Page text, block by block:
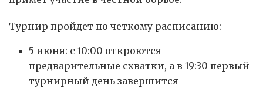
Турнир пройдет по четкому расписанию:
5 июня: с 10:00 откроются
предварительные схватки, а в 19:30 первый
турнирный день завершится